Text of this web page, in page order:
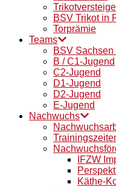
BSV Trikot in
Torprämie
Teams
BSV
B / C1-Jugend
C2-Jugend
D1-Jugend
D2-Jugend
E-Jugend
Nachwuchs
IFZW
Käthe-